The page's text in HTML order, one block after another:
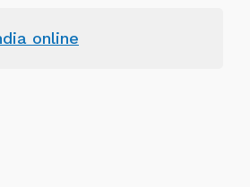
online